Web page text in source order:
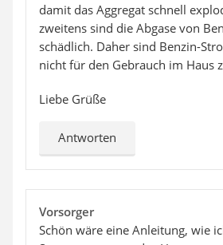
damit das Aggregat schnell
zweitens sind die Abgase von
schädlich. Daher sind Benzin-
nicht für den Gebrauch im Haus
Liebe Grüße
Antworten
Vorsorger
Schön wäre eine Anleitung, wie